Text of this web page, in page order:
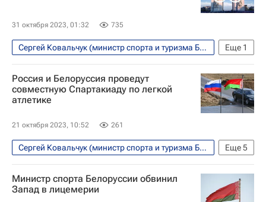
31 октября 2023, 01:32 735
Еще 1
Сергей Ковальчук (министр спорта и туризма Белоруссии)
Летние Олимпийские игры 2024
Россия и Белоруссия проведут
совместную Спартакиаду по легкой
атлетике
21 октября 2023, 10:52 261
Еще5
Сергей Ковальчук (министр спорта и туризма Белоруссии)
Вокруг спорта
Международный олимпийский комитет (МОК)
Министр спорта Белоруссии обвинил
Запад в лицемерии